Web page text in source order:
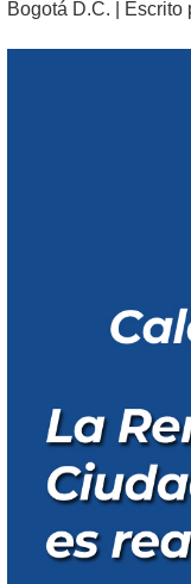
Bogotá D.C. | Escrito